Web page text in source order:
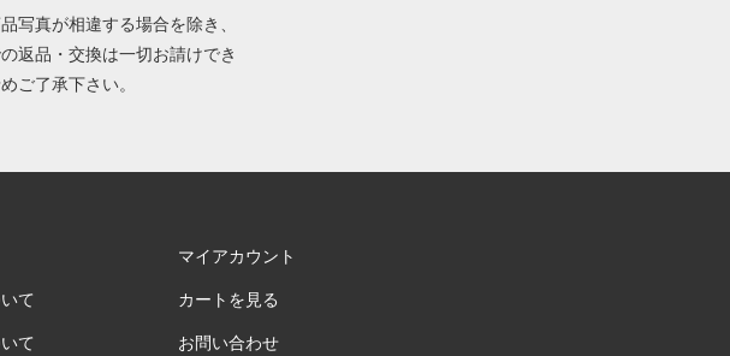
写真が相違する場合を除き、
返品・交換は一切お請けでき
ご了承下さい。
て
て
マイアカウント
カートを見る
お問い合わせ